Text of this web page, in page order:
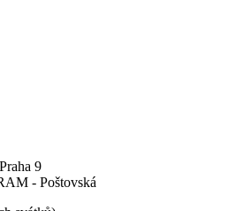
9
- Poštovská